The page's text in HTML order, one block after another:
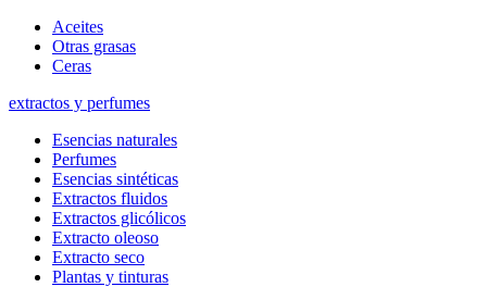
Aceites
Otras grasas
Ceras
extractos y perfumes
Esencias naturales
Perfumes
Esencias sintéticas
Extractos fluidos
Extractos glicólicos
Extracto oleoso
Extracto seco
Plantas y tinturas